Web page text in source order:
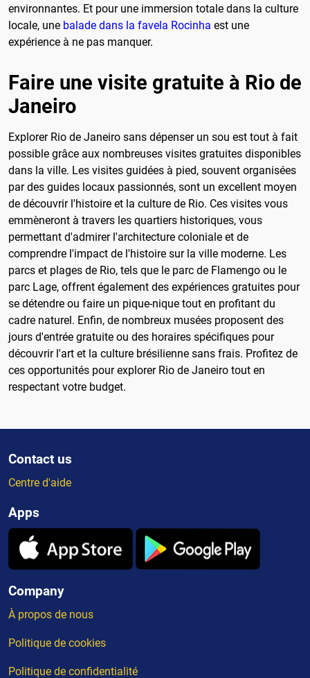
environnantes. Et pour une immersion totale dans la culture
locale, une balade dans la favela Rocinha est une
expérience à ne pas manquer.
Faire une visite gratuite à Rio de
Janeiro
Explorer Rio de Janeiro sans dépenser un sou est tout à fait
possible grâce aux nombreuses visites gratuites disponibles
dans la ville. Les visites guidées à pied, souvent organisées
par des guides locaux passionnés, sont un excellent moyen
de découvrir l'histoire et la culture de Rio. Ces visites vous
emmèneront à travers les quartiers historiques, vous
permettant d'admirer l'architecture coloniale et de
comprendre l'impact de l'histoire sur la ville moderne. Les
parcs et plages de Rio, tels que le parc de Flamengo ou le
parc Lage, offrent également des expériences gratuites pour
se détendre ou faire un pique-nique tout en profitant du
cadre naturel. Enfin, de nombreux musées proposent des
jours d'entrée gratuite ou des horaires spécifiques pour
découvrir l'art et la culture brésilienne sans frais. Profitez de
ces opportunités pour explorer Rio de Janeiro tout en
respectant votre budget.
Contact us
Centre d'aide
Apps
Company
À propos de nous
Politique de cookies
Politique de confidentialité